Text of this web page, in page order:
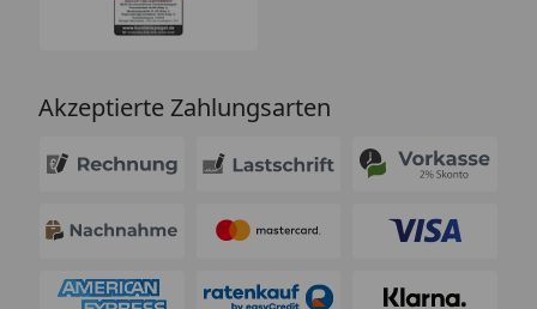
Akzeptierte Zahlungsarten